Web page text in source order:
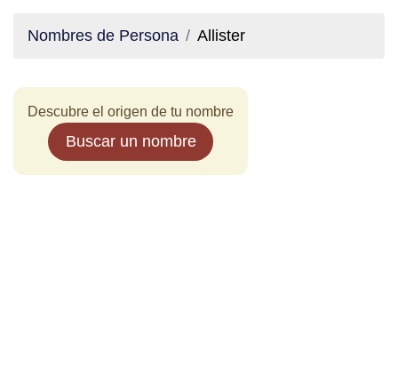
Nombres de Persona Allister
Descubre el origen de tu nombre
Buscar un nombre